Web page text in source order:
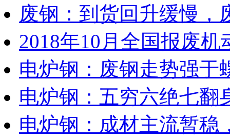
废钢：到货回升缓慢，
2018年10月全国报废机
电炉钢：废钢走势强于
电炉钢：五穷六绝七翻
电炉钢：成材主流暂稳